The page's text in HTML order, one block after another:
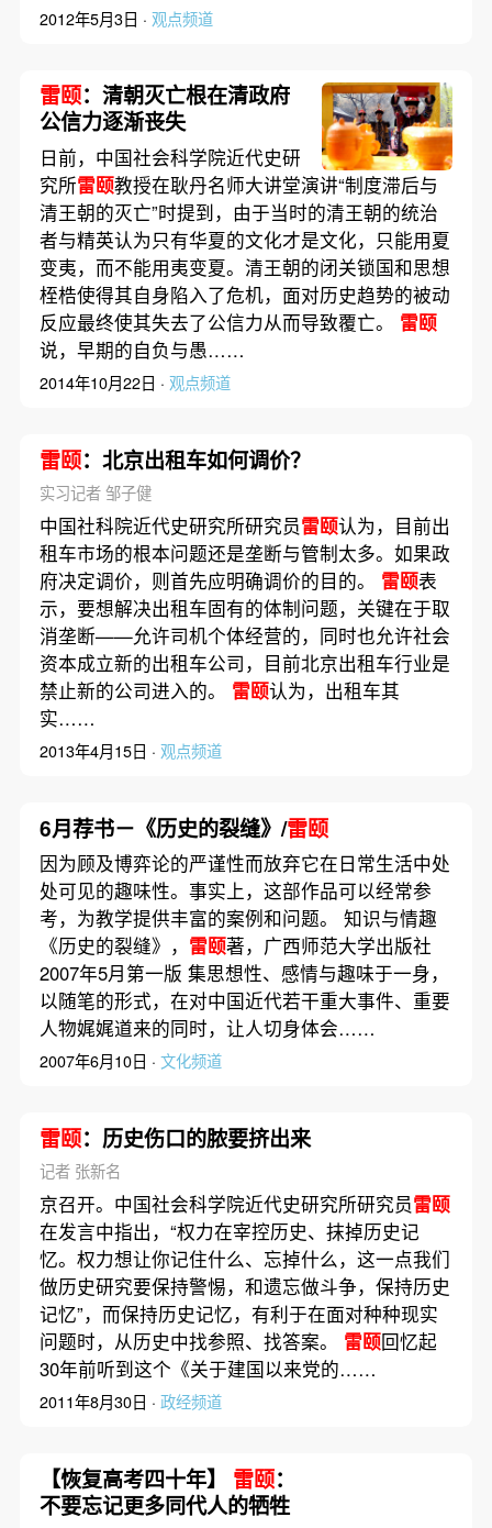
2012年5月3日 · 观点频道
雷颐：清朝灭亡根在清政府
公信力逐渐丧失
日前，中国社会科学院近代史研
究所雷颐教授在耿丹名师大讲堂演讲“制度滞后与
清王朝的灭亡”时提到，由于当时的清王朝的统治
者与精英认为只有华夏的文化才是文化，只能用夏
变夷，而不能用夷变夏。清王朝的闭关锁国和思想
桎梏使得其自身陷入了危机，面对历史趋势的被动
反应最终使其失去了公信力从而导致覆亡。 雷颐
说，早期的自负与愚……
2014年10月22日 · 观点频道
雷颐：北京出租车如何调价？
实习记者 邹子健
中国社科院近代史研究所研究员雷颐认为，目前出
租车市场的根本问题还是垄断与管制太多。如果政
府决定调价，则首先应明确调价的目的。 雷颐表
示，要想解决出租车固有的体制问题，关键在于取
消垄断——允许司机个体经营的，同时也允许社会
资本成立新的出租车公司，目前北京出租车行业是
禁止新的公司进入的。 雷颐认为，出租车其
实……
2013年4月15日 · 观点频道
6月荐书－《历史的裂缝》/雷颐
因为顾及博弈论的严谨性而放弃它在日常生活中处
处可见的趣味性。事实上，这部作品可以经常参
考，为教学提供丰富的案例和问题。 知识与情趣
《历史的裂缝》， 雷颐著，广西师范大学出版社
2007年5月第一版 集思想性、感情与趣味于一身，
以随笔的形式，在对中国近代若干重大事件、重要
人物娓娓道来的同时，让人切身体会……
2007年6月10日 · 文化频道
雷颐：历史伤口的脓要挤出来
记者 张新名
京召开。中国社会科学院近代史研究所研究员雷颐
在发言中指出，“权力在宰控历史、抹掉历史记
忆。权力想让你记住什么、忘掉什么，这一点我们
做历史研究要保持警惕，和遗忘做斗争，保持历史
记忆”，而保持历史记忆，有利于在面对种种现实
问题时，从历史中找参照、找答案。 雷颐回忆起
30年前听到这个《关于建国以来党的……
2011年8月30日 · 政经频道
【恢复高考四十年】 雷颐：
不要忘记更多同代人的牺牲